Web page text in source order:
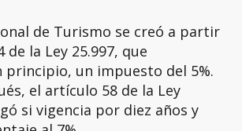
de Turismo se creó a partir
la Ley 25.997, que
principio, un impuesto del 5%.
el artículo 58 de la Ley
si vigencia por diez años y